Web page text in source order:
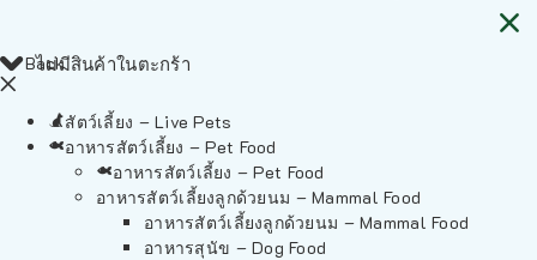
ไม่มีสินค้าในตะกร้า
Back
สัตว์เลี้ยง – Live Pets
อาหารสัตว์เลี้ยง – Pet Food
อาหารสัตว์เลี้ยง – Pet Food
อาหารสัตว์เลี้ยงลูกด้วยนม – Mammal Food
อาหารสัตว์เลี้ยงลูกด้วยนม – Mammal Food
อาหารสุนัข – Dog Food